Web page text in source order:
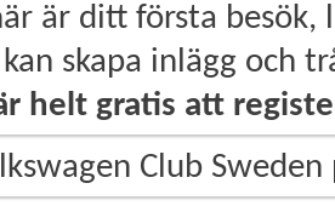
är ditt första besök,
skapa inlägg och
helt gratis att
Club